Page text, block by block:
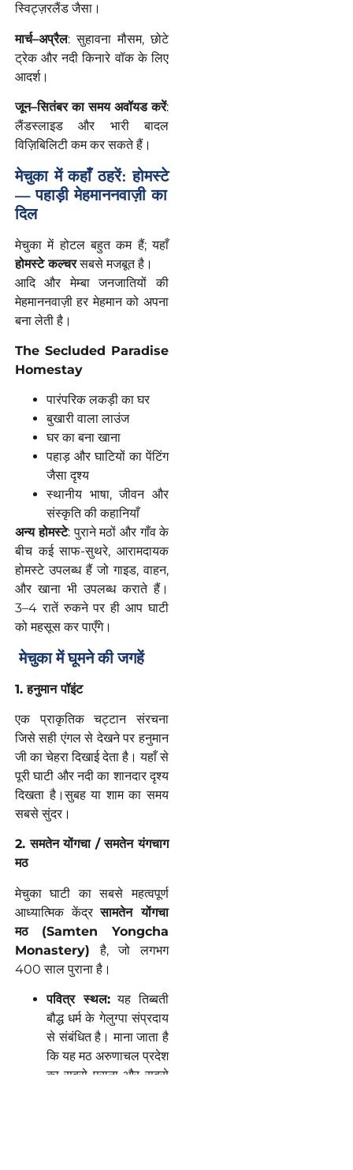
स्विट्ज़रलैंड जैसा।
मार्च–अप्रैल: सुहावना मौसम, छोटे
ट्रेक और नदी किनारे वॉक के लिए
आदर्श।
जून–सितंबर का समय अवॉयड करें:
लैंडस्लाइड और भारी बादल
विज़िबिलिटी कम कर सकते हैं।
मेचुका में कहाँ ठहरें:होमस्टे
—पहाड़ी मेहमाननवाज़ी का
दिल
मेचुका में होटल बहुत कम हैं; यहाँ
होमस्टे कल्चरसबसे मजबूत है।
आदि और मेम्बा जनजातियों की
मेहमाननवाज़ी हर मेहमान को अपना
बना लेती है।
The Secluded Paradise
Homestay
पारंपरिक लकड़ी का घर
बुखारी वाला लाउंज
घर का बना खाना
पहाड़ और घाटियों का पेंटिंग
जैसा दृश्य
स्थानीय भाषा, जीवन और
संस्कृति की कहानियाँ
अन्य होमस्टे: पुराने मठों और गाँव के
बीच कई साफ-सुथरे, आरामदायक
होमस्टे उपलब्ध हैं जो गाइड, वाहन,
और खाना भी उपलब्ध कराते हैं।
3–4 रातें रुकने पर ही आप घाटी
को महसूस कर पाएँगे।
मेचुका में घूमने की जगहें
1.हनुमान पॉइंट
एक प्राकृतिक चट्टान संरचना
जिसे सही एंगल से देखने पर हनुमान
जी का चेहरा दिखाई देता है। यहाँ से
पूरी घाटी और नदी का शानदार दृश्य
दिखता है।सुबह या शाम का समय
सबसे सुंदर।
2.समतेन योंगचा/समतेन यंगचाग
मठ
मेचुका घाटी का सबसे महत्वपूर्ण
आध्यात्मिक केंद्रसामतेन योंगचा
मठ(Samten Yongcha
Monastery) है, जो लगभग
400 साल पुराना है।
पवित्र स्थल:यह तिब्बती
बौद्ध धर्म के गेलुग्पा संप्रदाय
से संबंधित है। माना जाता है
कि यह मठ अरुणाचल प्रदेश
का सबसे पुराना और सबसे